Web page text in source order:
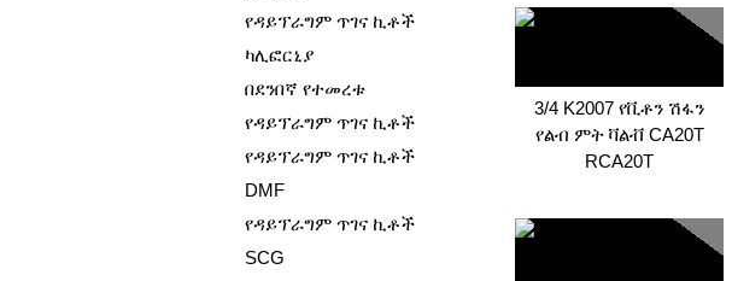
የዳይፕራግም ጥገና ኪቶች
ካሊፎርኒያ
በደንበኛ የተመረቱ
የዳይፕራግም ጥገና ኪቶች
የዳይፕራግም ጥገና ኪቶች
DMF
የዳይፕራግም ጥገና ኪቶች
SCG
3/4 K2007 የቪቶን ሽፋን
የልብ ምት ቫልቭ CA20T
RCA20T